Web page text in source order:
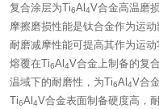
复合涂层为Ti6Al4V合金高温磨
摩擦磨损性能是钛合金作为运
耐磨减摩性能可提高其作为运
熔覆在Ti6Al4V合金上制备的复
温域下的耐磨性，为Ti6Al4V合
Ti6Al4V合金表面制备硬度高，